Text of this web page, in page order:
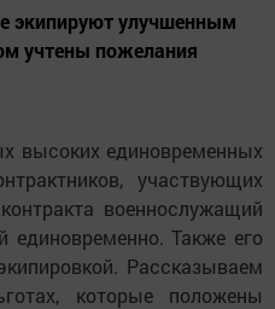
экипируют улучшенным
учтены пожелания
высоких единовременных
участвующих
военнослужащий
единовременно. Также его
Рассказываем
которые положены